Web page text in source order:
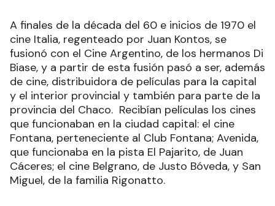
A finales de la década del 60 e inicios de 1970 el
cine Italia, regenteado por Juan Kontos, se
fusionó con el Cine Argentino, de los hermanos Di
Biase, y a partir de esta fusión pasó a ser, además
de cine, distribuidora de películas para la capital
y el interior provincial y también para parte de la
provincia del Chaco. Recibían películas los cines
que funcionaban en la ciudad capital: el cine
Fontana, perteneciente al Club Fontana; Avenida,
que funcionaba en la pista El Pajarito, de Juan
Cáceres; el cine Belgrano, de Justo Bóveda, y San
Miguel, de la familia Rigonatto.